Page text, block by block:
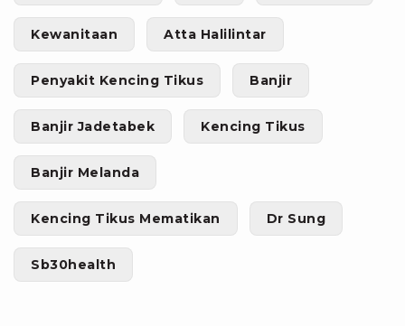
Kewanitaan Atta Halilintar
Penyakit Kencing Tikus Banjir
Banjir Jadetabek Kencing Tikus
Banjir Melanda
Kencing Tikus Mematikan Dr Sung
Sb30health